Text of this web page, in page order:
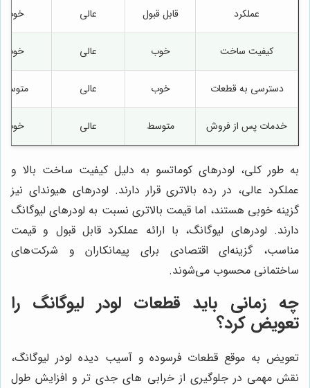
عملکرد قابل قبول عالی خوب
کیفیت ساخت خوب عالی خوب
دسترسی به قطعات خوب عالی متوسط
خدمات پس از فروش متوسط عالی خوب
به طور کلی، لودرهای کوماتسو به دلیل کیفیت ساخت بالا و
عملکرد عالی، در رده بالاتری قرار دارند. لودرهای هیوندای نیز
گزینه خوبی هستند، اما قیمت بالاتری نسبت به لودرهای لیوگانگ
دارند. لودرهای لیوگانگ، با ارائه عملکرد قابل قبول و قیمت
مناسب، گزینه‌ای اقتصادی برای پیمانکاران و شرکت‌های
ساختمانی محسوب می‌شوند.
چه زمانی باید قطعات لودر لیوگانگ را
تعویض کرد؟
تعویض به موقع قطعات فرسوده و آسیب دیده لودر لیوگانگ،
نقش مهمی در جلوگیری از خرابی های جدی تر و افزایش طول